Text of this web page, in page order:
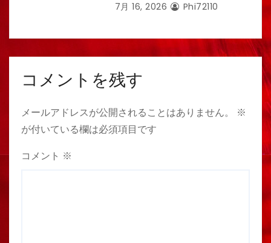
7月 16, 2026 Phi72110
コメントを残す
メールアドレスが公開されることはありません。
※
が付いている欄は必須項目です
コメント ※